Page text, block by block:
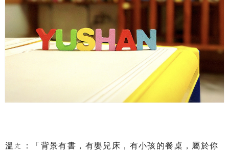
溫ㄤ：「背景有書，有嬰兒床，有小孩的餐桌，屬於你